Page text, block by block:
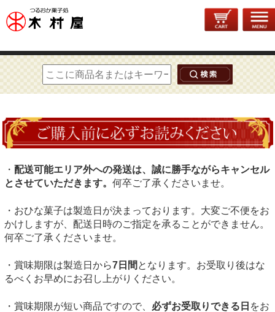
トップページ>季節菓子>おひな菓子> おひな菓子 箱入り（A）【当店指定日発送・予約商品】
・ 配送可能エリア外への発送は、誠に勝手ながらキャンセル
とさせていただきます。 何卒ご了承くださいませ。
・おひな菓子は製造日が決まっております。大変ご不便をお
かけしますが、配送日時のご指定を承ることができません。
何卒ご了承くださいませ。
・賞味期限は製造日から7日間 となります。お受取り後はな
るべくお早めにお召し上がりください。
・賞味期限が短い商品ですので、 必ずお受取りできる日 をお